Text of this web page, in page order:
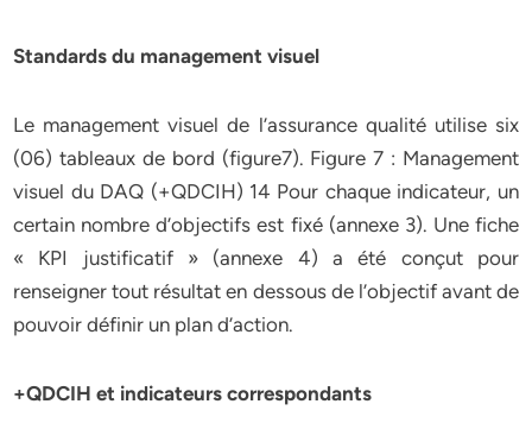
Standards du management visuel
Le management visuel de l’assurance qualité utilise six
(06) tableaux de bord (figure7). Figure 7 : Management
visuel du DAQ (+QDCIH) 14 Pour chaque indicateur, un
certain nombre d’objectifs est fixé (annexe 3). Une fiche
« KPI justificatif » (annexe 4) a été conçut pour
renseigner tout résultat en dessous de l’objectif avant de
pouvoir définir un plan d’action.
+QDCIH et indicateurs correspondants